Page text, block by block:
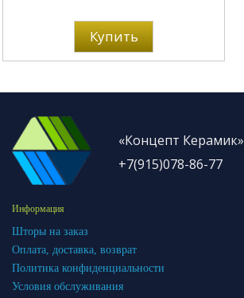
Купить
«Концепт Керамик»
+7(915)078-86-77
Информация
Шторы на заказ
Оплата, доставка, возврат
Политика конфиденциальности
Условия обслуживания